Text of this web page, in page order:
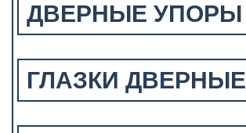
ДВЕРНЫЕ УПОРЫ
ГЛАЗКИ ДВЕРНЫЕ